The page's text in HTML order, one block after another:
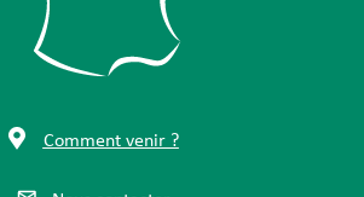
Comment venir ?